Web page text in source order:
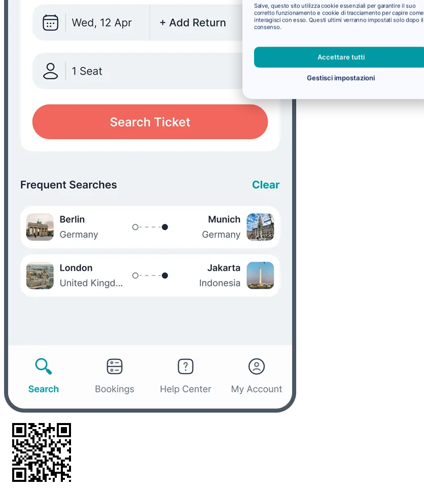
Salve, questo sito utilizza cookie essenziali per garantire il suo
corretto funzionamento e cookie di tracciamento per capire come
interagisci con esso. Questi ultimi verranno impostati solo dopo il
consenso.
Accettare tutti
Gestisci impostazioni